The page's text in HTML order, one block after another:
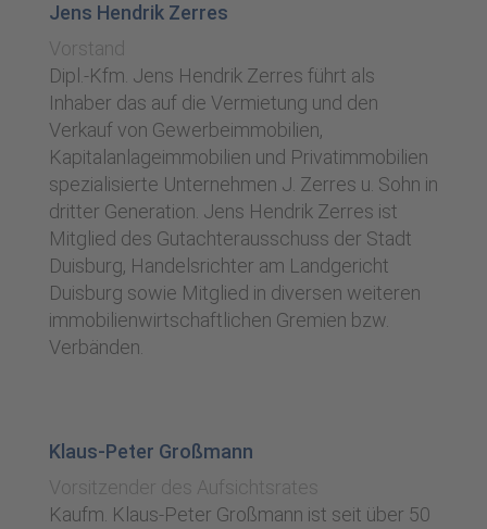
Jens Hendrik Zerres
Vorstand
Dipl.-Kfm. Jens Hendrik Zerres führt als
Inhaber das auf die Vermietung und den
Verkauf von Gewerbeimmobilien,
Kapitalanlageimmobilien und Privatimmobilien
spezialisierte Unternehmen J. Zerres u. Sohn in
dritter Generation. Jens Hendrik Zerres ist
Mitglied des Gutachterausschuss der Stadt
Duisburg, Handelsrichter am Landgericht
Duisburg sowie Mitglied in diversen weiteren
immobilienwirtschaftlichen Gremien bzw.
Verbänden.
Klaus-Peter Großmann
Vorsitzender des Aufsichtsrates
Kaufm. Klaus-Peter Großmann ist seit über 50